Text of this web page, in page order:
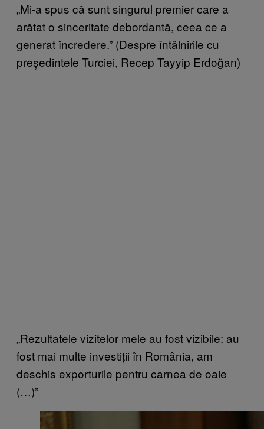
„Mi-a spus că sunt singurul premier care a
arătat o sinceritate debordantă, ceea ce a
generat încredere.” (Despre întâlnirile cu
președintele Turciei, Recep Tayyip Erdoğan)
„Rezultatele vizitelor mele au fost vizibile: au
fost mai multe investiții în România, am
deschis exporturile pentru carnea de oaie
(…)”